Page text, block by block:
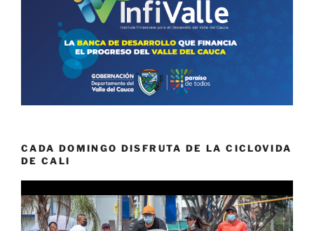
CADA DOMINGO DISFRUTA DE LA CICLOVIDA
DE CALI
de
vídeo